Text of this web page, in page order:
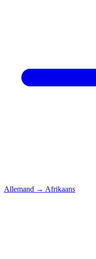
Allemand → Afrikaans